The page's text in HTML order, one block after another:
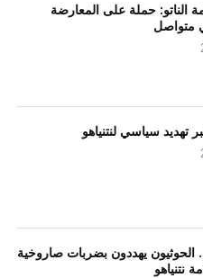
الناتو: حملة على المعارضة
متواصل
تهديد سياسي لنتنياهو
الحوثيون يهددون بضربات صاروخية
نتنياهو